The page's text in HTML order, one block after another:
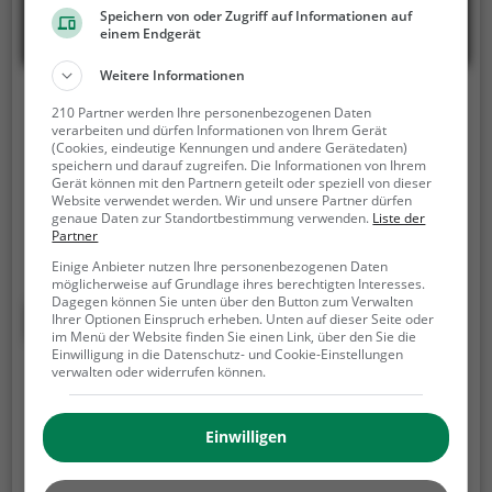
Falknerei Ruchlak
Lindackerstraße 4, 79843 Löffingen
Die Falknerei Ruchlak ist eine Falknerei in Löffingen.
Neben der Pflege und Aufzucht von Greifvögeln
bietet die Falknerei auch regelmäßige Besuchszeiten
und Flugvorführungen an. Die genauen Termine für
die Flugshows findest du auf der Website
Mehr erfahren
Greifvogelparks in Menzingen
Greifvögel üben auf die meisten Menschen eine
gewisse Anziehung und Faszination aus. Nicht
umsonst schmücken viele Raubvogelarten die
Speichern von oder Zugriff auf Informationen auf
einem Endgerät
Weitere Informationen
210 Partner werden Ihre personenbezogenen Daten
verarbeiten und dürfen Informationen von Ihrem Gerät
(Cookies, eindeutige Kennungen und andere Gerätedaten)
speichern und darauf zugreifen. Die Informationen von Ihrem
Gerät können mit den Partnern geteilt oder speziell von dieser
Website verwendet werden. Wir und unsere Partner dürfen
genaue Daten zur Standortbestimmung verwenden. Liste der
Partner
Einige Anbieter nutzen Ihre personenbezogenen Daten
möglicherweise auf Grundlage ihres berechtigten Interesses.
Dagegen können Sie unten über den Button zum Verwalten
Ihrer Optionen Einspruch erheben. Unten auf dieser Seite oder
im Menü der Website finden Sie einen Link, über den Sie die
Einwilligung in die Datenschutz- und Cookie-Einstellungen
verwalten oder widerrufen können.
Einwilligen